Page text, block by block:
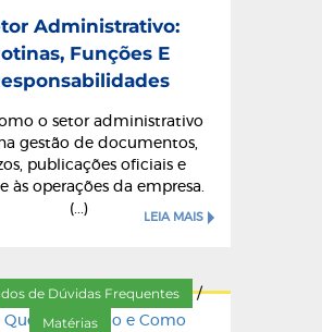
Administrativo:
Funções E
o setor administrativo
gestão de documentos,
publicações oficiais e
às operações da empresa.
(...)
LEIA MAIS
de Dúvidas Frequentes /
Matérias